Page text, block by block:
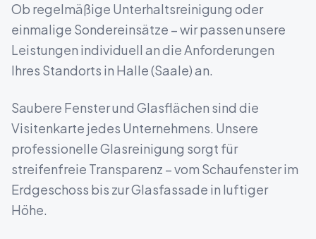
Ob regelmäßige Unterhaltsreinigung oder
einmalige Sondereinsätze – wir passen unsere
Leistungen individuell an die Anforderungen
Ihres Standorts in Halle (Saale)an.
Saubere Fenster und Glasflächen sind die
Visitenkarte jedes Unternehmens. Unsere
professionelle Glasreinigung sorgt für
streifenfreie Transparenz – vom Schaufenster im
Erdgeschoss bis zur Glasfassade in luftiger
Höhe.